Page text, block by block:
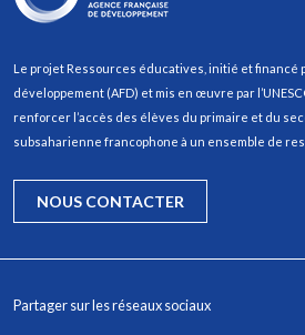
Le projet Ressources éducatives, initié et financé
développement (AFD) et mis en œuvre par
renforcer l’accès des élèves du primaire et du
subsaharienne francophone à un ensemble de
NOUS CONTACTER
Partager sur les réseaux sociaux